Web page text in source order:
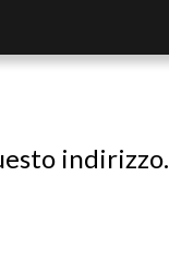
indirizzo.